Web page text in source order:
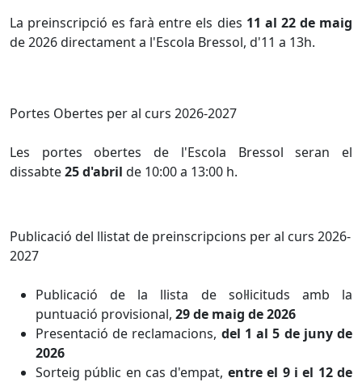
La preinscripció es farà entre els dies 11 al 22 de maig
de 2026 directament a l'Escola Bressol, d'11 a 13h.
Portes Obertes per al curs 2026-2027
Les portes obertes de l'Escola Bressol seran el
dissabte25 d'abril de 10:00 a 13:00 h.
Publicació del llistat de preinscripcions per al curs 2026-
2027
Publicació de la llista de sol·licituds amb la
puntuació provisional, 29 de maig de 2026
Presentació de reclamacions, del 1 al 5 de juny de
2026
Sorteig públic en cas d'empat, entre el 9 i el 12 de